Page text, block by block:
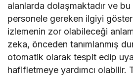
alanlarda dolaşmaktadır ve
personele gereken ilgiyi
izlemenin zor olabileceği
zeka, önceden tanımlanmış
otomatik olarak tespit edip
hafifletmeye yardımcı olabilir.